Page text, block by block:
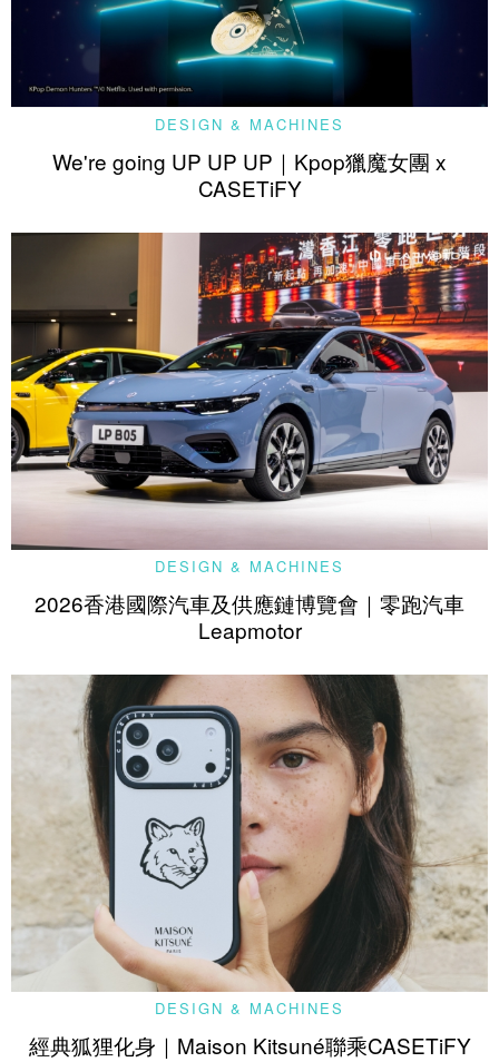
DESIGN & MACHINES
We're going UP UP UP｜Kpop獵魔女團 x
CASETiFY
DESIGN & MACHINES
2026香港國際汽車及供應鏈博覽會｜零跑汽車
Leapmotor
DESIGN & MACHINES
經典狐狸化身｜Maison Kitsuné聯乘CASETiFY